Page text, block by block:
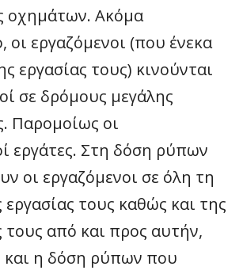
οχημάτων. Ακόμα
οι εργαζόμενοι (που ένεκα
εργασίας τους) κινούνται
σε δρόμους μεγάλης
Παρομοίως οι
εργάτες. Στη δόση ρύπων
οι εργαζόμενοι σε όλη τη
εργασίας τους καθώς και της
τους από και προς αυτήν,
και η δόση ρύπων που